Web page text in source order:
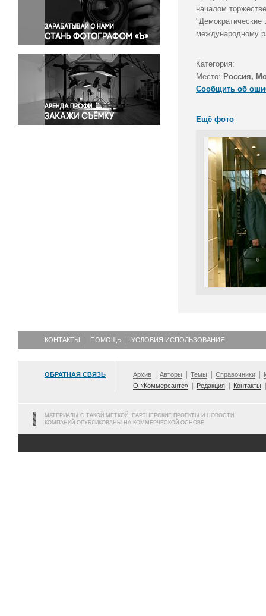
Правосудие
Происшествия и конфликты
Религия
Светская жизнь
Спорт
Экология
Экономика и бизнес
началом
международному
Категория:
Место: Россия,
Сообщить об
Ещё фото
КОНТАКТЫ ПОМОЩЬ УСЛОВИЯ ИСПОЛЬЗОВАНИЯ
ОБРАТНАЯ СВЯЗЬ Архив Авторы Темы Справочники
О «Коммерсанте»
Редакция Контакты
МАТЕРИАЛЫ С ТАКОЙ МЕТКОЙ, ПАРТНЕРСКИЕ ПРОЕКТЫ И НОВОСТИ
КОМПАНИЙ ОПУБЛИКОВАНЫ НА КОММЕРЧЕСКОЙ ОСНОВЕ